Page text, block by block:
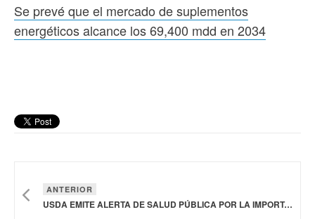
Se prevé que el mercado de suplementos
energéticos alcance los 69,400 mdd en 2034
ANTERIOR
USDA EMITE ALERTA DE SALUD PÚBLICA POR LA IMPORTACIÓN ILEGAL DE CARNE Y AVES DE CORRAL DE FILIPINAS